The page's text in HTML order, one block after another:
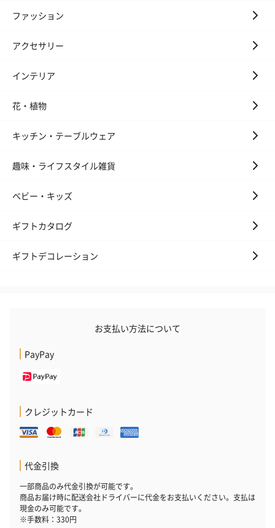
（END）（880円）
（GRAPE
（880円）
※20歳未満の方への酒類の販売はいたしません。
ディット（712円）
おつまみ・その他
ファッション
アクセサリー
インテリア
花・植物
キッチン・テーブルウェア
趣味・ライフスタイル雑貨
ベビー・キッズ
ギフトカタログ
ギフトデコレーション
お支払い方法について
PayPay
クレジットカード
代金引換
一部商品のみ代金引換が可能です。
商品お届け時に配送会社ドライバーに代金をお支払いください。支払は
現金のみ可能です。
※手数料：330円